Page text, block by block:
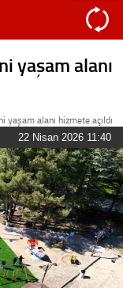
yaşam alanı
yaşam alanı hizmete açıldı
22 Nisan 2026 11:40